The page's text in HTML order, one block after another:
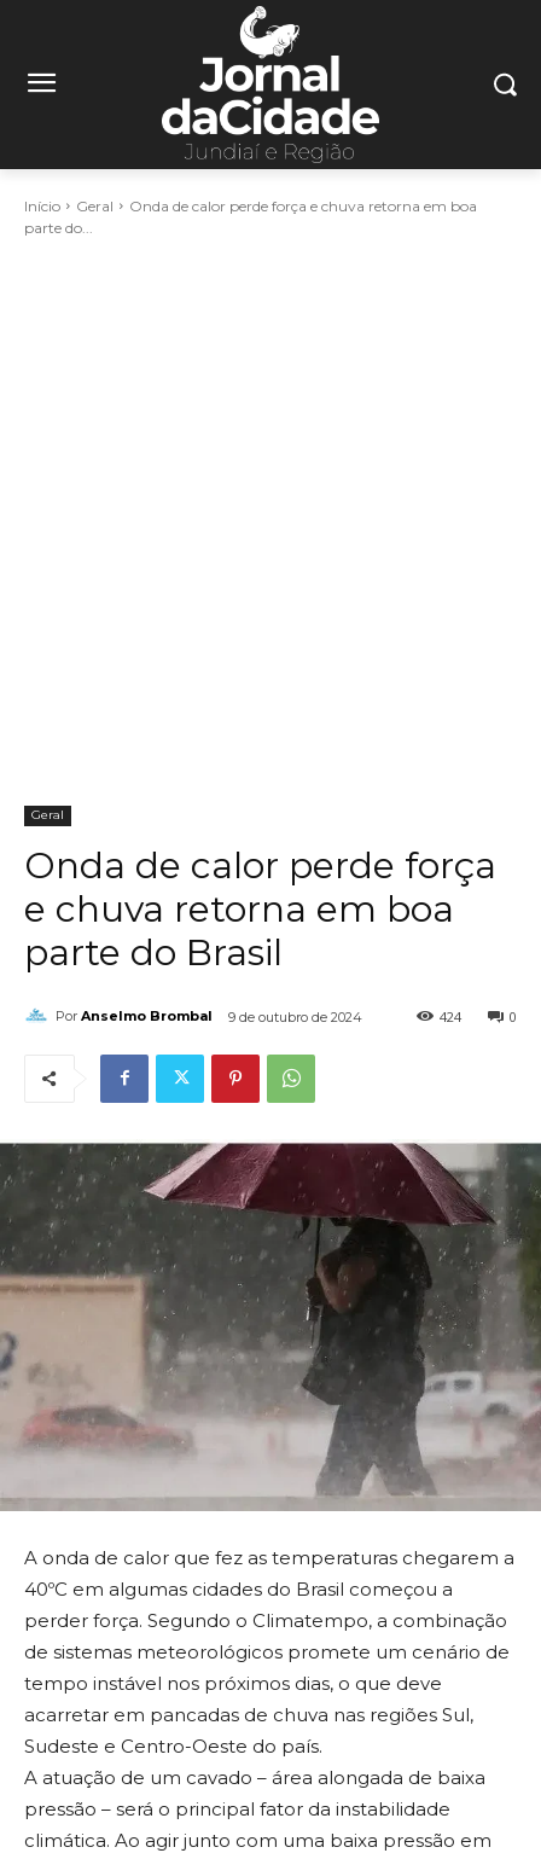
Início Geral
Onda de calor perde força e chuva retorna em boa
parte do...
Geral
Onda de calor perde força
e chuva retorna em boa
parte do Brasil
Por Anselmo Brombal 9 de outubro de 2024 0
424
A onda de calor que fez as temperaturas chegarem a
40ºC em algumas cidades do Brasil começou a
perder força. Segundo o Climatempo, a combinação
de sistemas meteorológicos promete um cenário de
tempo instável nos próximos dias, o que deve
acarretar em pancadas de chuva nas regiões Sul,
Sudeste e Centro-Oeste do país.
A atuação de um cavado – área alongada de baixa
pressão – será o principal fator da instabilidade
climática. Ao agir junto com uma baixa pressão em